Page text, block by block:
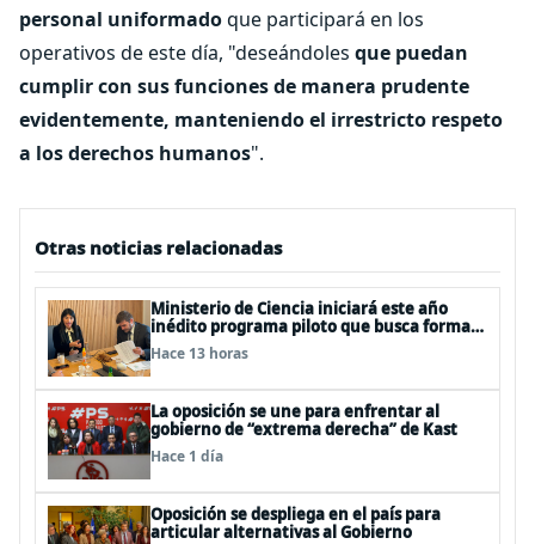
personal uniformadoque participará en los
operativos de este día, "deseándoles que puedan
cumplir con sus funciones de manera prudente
evidentemente, manteniendo el irrestricto respeto
a los derechos humanos".
Otras noticias relacionadas
Ministerio de Ciencia iniciará este año
inédito programa piloto que busca formar
estudiantes de enseñanza media en
ciberseguridad
Hace 13 horas
La oposición se une para enfrentar al
gobierno de “extrema derecha” de Kast
Hace 1 día
Oposición se despliega en el país para
articular alternativas al Gobierno